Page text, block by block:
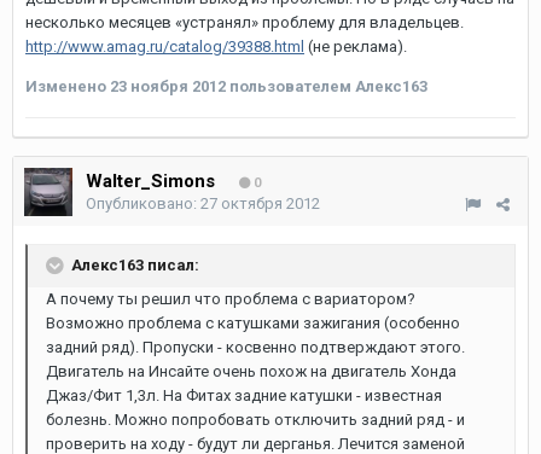
несколько месяцев «устранял» проблему для владельцев.
http://www.amag.ru/catalog/39388.html (не реклама).
Изменено 23 ноября 2012 пользователем Алекс163
Walter_Simons 0
Опубликовано: 27 октября 2012
Алекс163 писал:
А почему ты решил что проблема с вариатором?
Возможно проблема с катушками зажигания (особенно
задний ряд). Пропуски - косвенно подтверждают этого.
Двигатель на Инсайте очень похож на двигатель Хонда
Джаз/Фит 1,3л. На Фитах задние катушки - известная
болезнь. Можно попробовать отключить задний ряд - и
проверить на ходу - будут ли дерганья. Лечится заменой